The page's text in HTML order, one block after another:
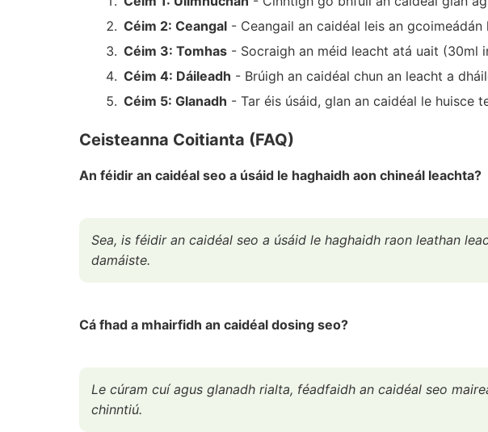
Céim 2: Ceangal- Ceangail an caidéal leis an gcoimeádán
Céim 3: Tomhas- Socraigh an méid leacht atá uait (30ml
Céim 4: Dáileadh - Brúigh an caidéal chun an leacht a
Céim 5: Glanadh - Tar éis úsáid, glan an caidéal le huisce
Ceisteanna Coitianta (FAQ)
An féidir an caidéal seo a úsáid le haghaidh aon chineál leachta?
Sea, is féidir an caidéal seo a úsáid le haghaidh raon leathan
damáiste.
Cá fhad a mhairfidh an caidéal dosing seo?
Le cúram cuí agus glanadh rialta, féadfaidh an caidéal seo
chinntiú.